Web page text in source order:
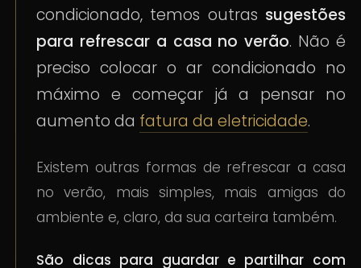
condicionado, temos outras sugestões
para refrescar a casa no verão. Não é
preciso colocar o ar condicionado no
máximo e começar já a pensar no
aumento da fatura da eletricidade.
Existem outras formas de refrescar a casa
no verão, mais simples, mais amigas do
ambiente e, claro, da sua carteira também.
São dicas para guardar e partilhar com